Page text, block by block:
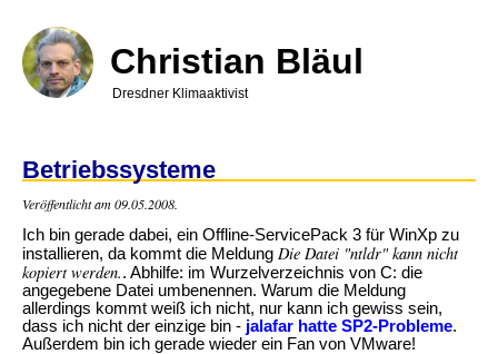
Inhalt
Christian Bläul
Dresdner Klimaaktivist
Betriebssysteme
Veröffentlicht am 09.05.2008.
Ich bin gerade dabei, ein Offline-ServicePack 3 für WinXp zu
installieren, da kommt die Meldung Die Datei "ntldr" kann nicht
kopiert werden.. Abhilfe: im Wurzelverzeichnis von C: die
angegebene Datei umbenennen. Warum die Meldung
allerdings kommt weiß ich nicht, nur kann ich gewiss sein,
dass ich nicht der einzige bin - jalafar hatte SP2-Probleme.
Außerdem bin ich gerade wieder ein Fan von VMware!